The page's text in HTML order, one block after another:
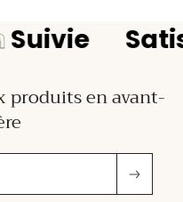
Suivie
produits en avant-